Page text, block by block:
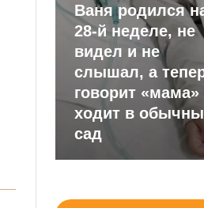
Ваня родился
28-й неделе, не
видел и не
слышал, а
говорит «мама»
ходит в
сад